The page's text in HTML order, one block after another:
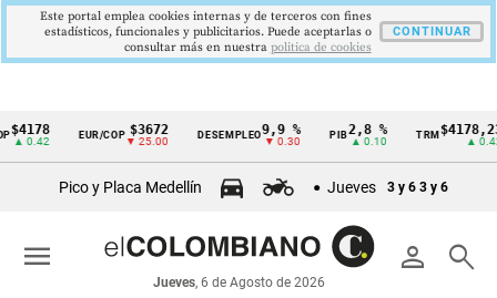
Cintillo
económicos
Colombia
EUR/COP $3672
▼ 25.00
DESEMPLEO9,9 %
▼ 0.30
PIB 2,8 %
▲ 0.10
TRM $4178,23
▲ 0.42
Pico y Placa Medellín Jueves 3 y 6 3 y 6
person search
Jueves, 6 de Agosto de 2026
menu
Este portal emplea cookies internas y de terceros con fines
estadísticos, funcionales y publicitarios. Puede aceptarlas o
consultar más en nuestra politica de cookies
CONTINUAR